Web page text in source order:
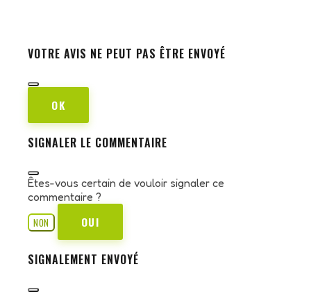
VOTRE AVIS NE PEUT PAS ÊTRE ENVOYÉ
OK
SIGNALER LE COMMENTAIRE
Êtes-vous certain de vouloir signaler ce
commentaire ?
NON
OUI
SIGNALEMENT ENVOYÉ